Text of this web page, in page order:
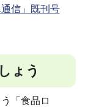
通信」既刊号
ょう
「食品ロ